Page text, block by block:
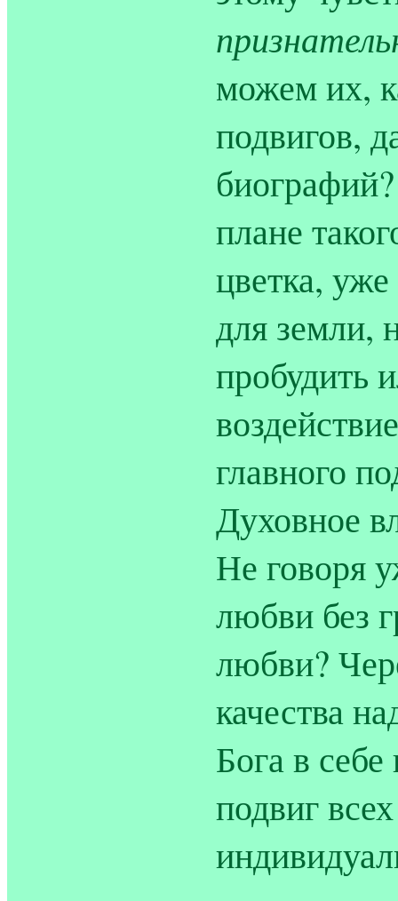
можем их,
подвигов,
плане
цветка,
для земли,
пробудить
главного
Духовное
Не говоря
любви без
любви?
качества
Бога в
подвиг